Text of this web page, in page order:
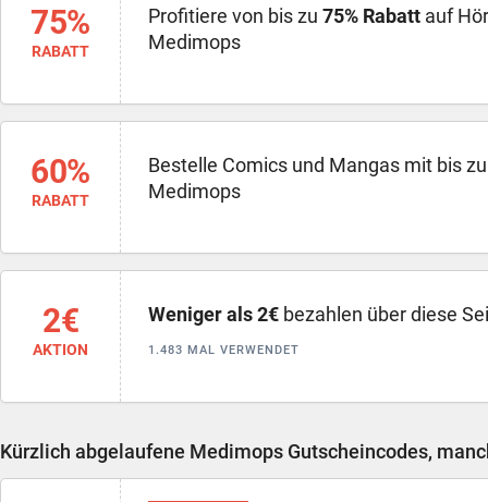
75%
RABATT
Profitiere von bis zu 75% Rabatt auf
Medimops
60%
RABATT
Bestelle Comics und Mangas mit bis
Medimops
2€
AKTION
Weniger als 2€ bezahlen über diese
1.483 MAL VERWENDET
Kürzlich abgelaufene Medimops Gutscheincodes,